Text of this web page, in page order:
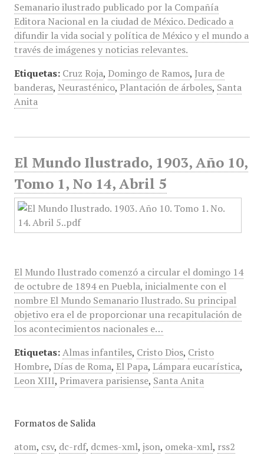
Semanario ilustrado publicado por la Compañía
Editora Nacional en la ciudad de México. Dedicado a
difundir la vida social y política de México y el mundo a
través de imágenes y noticias relevantes.
Etiquetas: Cruz Roja, Domingo de Ramos, Jura de
banderas, Neurasténico, Plantación de árboles, Santa
Anita
El Mundo Ilustrado, 1903, Año 10,
Tomo 1, No 14, Abril 5
El Mundo Ilustrado comenzó a circular el domingo 14
de octubre de 1894 en Puebla, inicialmente con el
nombre El Mundo Semanario Ilustrado. Su principal
objetivo era el de proporcionar una recapitulación de
los acontecimientos nacionales e…
Etiquetas: Almas infantiles, Cristo Dios, Cristo
Hombre, Días de Roma, El Papa, Lámpara eucarística,
Leon XIII, Primavera parisiense, Santa Anita
Formatos de Salida
atom, csv, dc-rdf, dcmes-xml, json, omeka-xml, rss2